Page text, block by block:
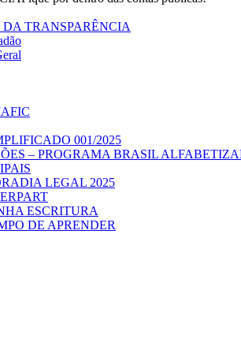
TRANSPARÊNCIA
001/2025
– PROGRAMA BRASIL
LEGAL 2025
ESCRITURA
DE APRENDER